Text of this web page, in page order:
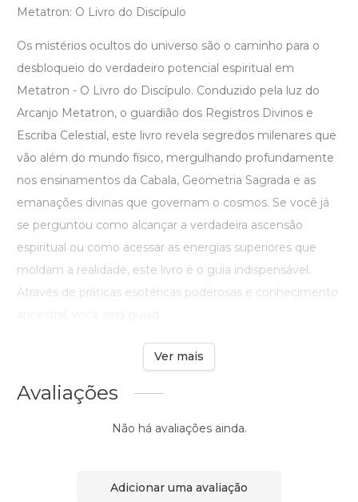
Metatron: O Livro do Discípulo
Os mistérios ocultos do universo são o caminho para o
desbloqueio do verdadeiro potencial espiritual em
Metatron - O Livro do Discípulo. Conduzido pela luz do
Arcanjo Metatron, o guardião dos Registros Divinos e
Escriba Celestial, este livro revela segredos milenares que
vão além do mundo físico, mergulhando profundamente
nos ensinamentos da Cabala, Geometria Sagrada e as
emanações divinas que governam o cosmos. Se você já
se perguntou como alcançar a verdadeira ascensão
espiritual ou como acessar as energias superiores que
moldam a realidade, este livro é o guia indispensável.
Através de práticas esotéricas poderosas e conhecimento
Ver mais
Avaliações
Não há avaliações ainda.
Adicionar uma avaliação